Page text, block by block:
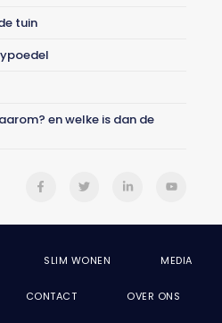
tuin
en welke is dan de
SLIM WONEN MEDIA
CONTACT OVER ONS